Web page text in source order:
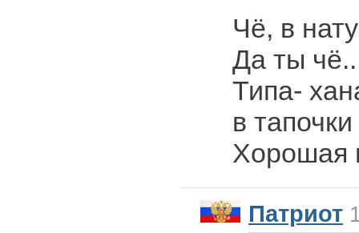
Чё, в
Да ты
Типа-
в
Хорошая
Патриот